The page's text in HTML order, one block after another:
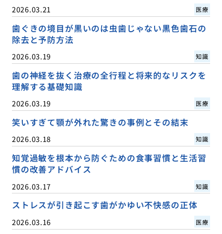
2026.03.21 医療
歯ぐきの境目が黒いのは虫歯じゃない黒色歯石の
除去と予防方法
2026.03.19 知識
歯の神経を抜く治療の全行程と将来的なリスクを
理解する基礎知識
2026.03.19 医療
笑いすぎて顎が外れた驚きの事例とその結末
2026.03.18 知識
知覚過敏を根本から防ぐための食事習慣と生活習
慣の改善アドバイス
2026.03.17 知識
ストレスが引き起こす歯がかゆい不快感の正体
2026.03.16 医療